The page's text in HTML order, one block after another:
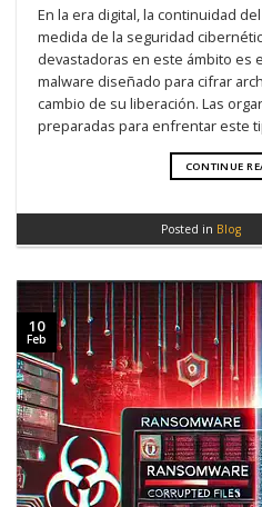
En la era digital, la continuidad
medida de la seguridad
devastadoras en este ámbito es
malware diseñado para cifrar
cambio de su liberación. Las
preparadas para enfrentar este
CONTINUE
Posted in Blog
10
Feb